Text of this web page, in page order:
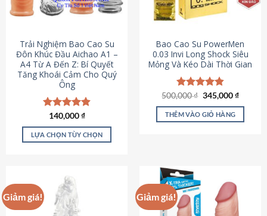
Trải Nghiệm Bao Cao Su
Đôn Khúc Đầu Aichao A1 –
A4 Từ A Đến Z: Bí Quyết
Tăng Khoái Cảm Cho Quý
Ông
Được xếp
hạng4.88
5 sao
140,000₫
LỰA CHỌN TÙY CHỌN
có
nhiều
biến
Bao Cao Su PowerMen
0.03 Invi Long Shock Siêu
Mỏng Và Kéo Dài Thời Gian
Được xếp
hạng4.85
5 sao
500,000₫ Giá
là:
500,000 ₫.
345,000₫Giá
tại
THÊM VÀO GIỎ HÀNG
Giảm giá! Giảm giá!